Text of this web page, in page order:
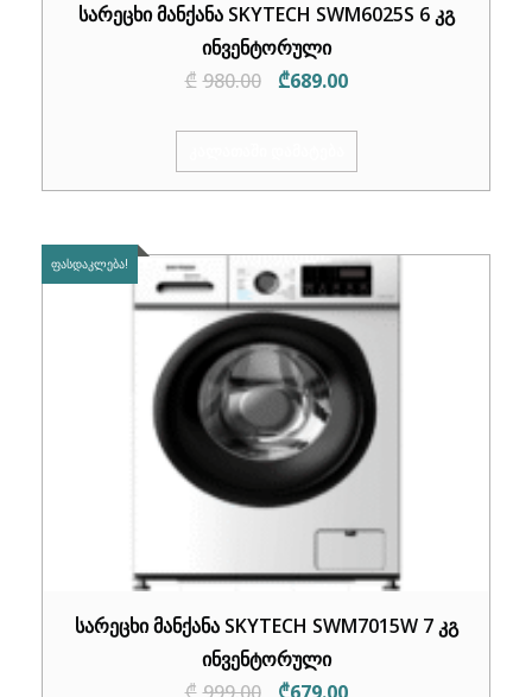
სარეცხი მანქანა SKYTECH SWM6025S 6 კგ
ინვენტორული
₾ 980.00
Original
₾980.00.
₾689.00Current
₾689.00.
ᲤᲐᲡᲓᲐᲙᲚᲔᲑᲐ!
სარეცხი მანქანა SKYTECH SWM7015W 7 კგ
ინვენტორული
OriginalCurrent